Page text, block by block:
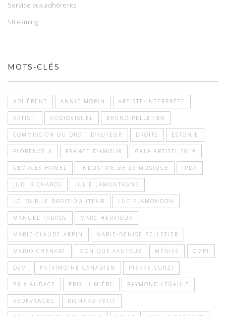
Service aux adhérents
Streaming
MOTS-CLÉS
ADHÉRENT ANNIE MORIN ARTISTE-INTERPRÈTE
ARTISTI AUDIOVISUEL BRUNO PELLETIER
COMMISSION DU DROIT D’AUTEUR DROITS ESTONIE
FLORENCE K FRANCE D'AMOUR GALA ARTISTI 2019
GEORGES HAMEL INDUSTRIE DE LA MUSIQUE IPDA
JUDI RICHARDS JULIE LAMONTAGNE
LOI SUR LE DROIT D’AUTEUR LUC PLAMONDON
MANUEL TADROS MARC HERVIEUX
MARIE-CLAUDE ARPIN MARIE-DENISE PELLETIER
MARIO CHENART MONIQUE FAUTEUX MÉDIAS OMPI
OSM PATRIMOINE CANADIEN PIERRE CURZI
PRIX AUDACE PRIX LUMIÈRE RAYMOND LEGAULT
REDEVANCES RICHARD PETIT